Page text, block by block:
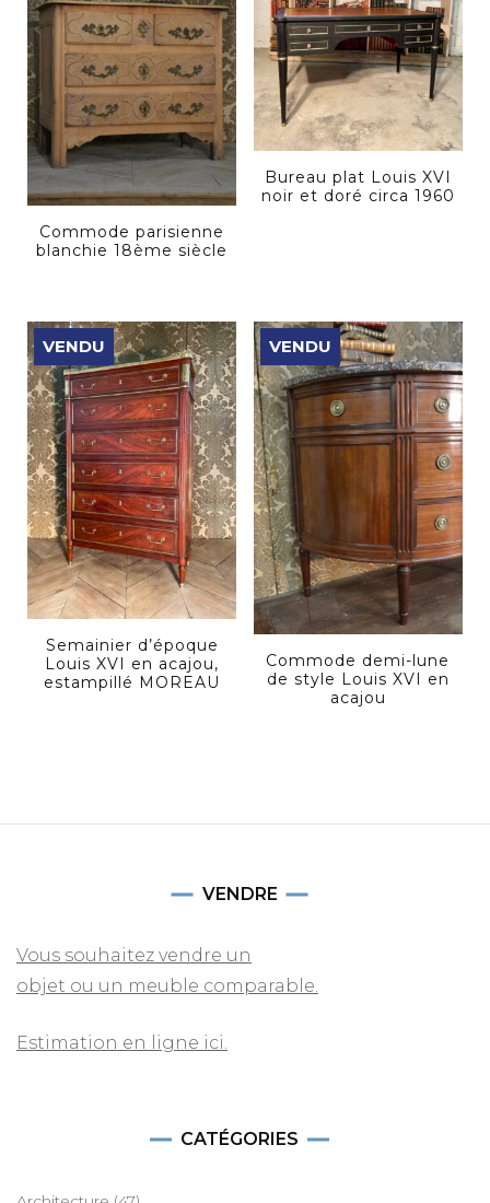
Commode parisienne
blanchie 18ème siècle
Bureau plat Louis XVI
noir et doré circa 1960
VENDU
Semainier d’époque
Louis XVI en acajou,
estampillé MOREAU
VENDU
Commode demi-lune
de style Louis XVI en
acajou
VENDRE
Vous souhaitez vendre un
objet ou un meuble comparable.
Estimation en ligne ici.
CATÉGORIES